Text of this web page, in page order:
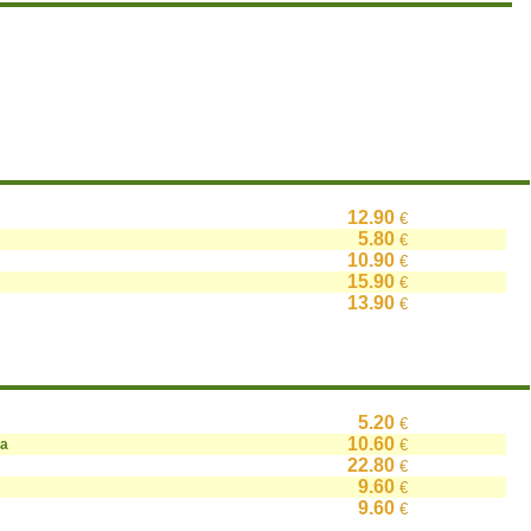
12.90 €
5.80 €
10.90 €
15.90 €
13.90 €
5.20 €
10.60 €
22.80 €
9.60 €
9.60 €